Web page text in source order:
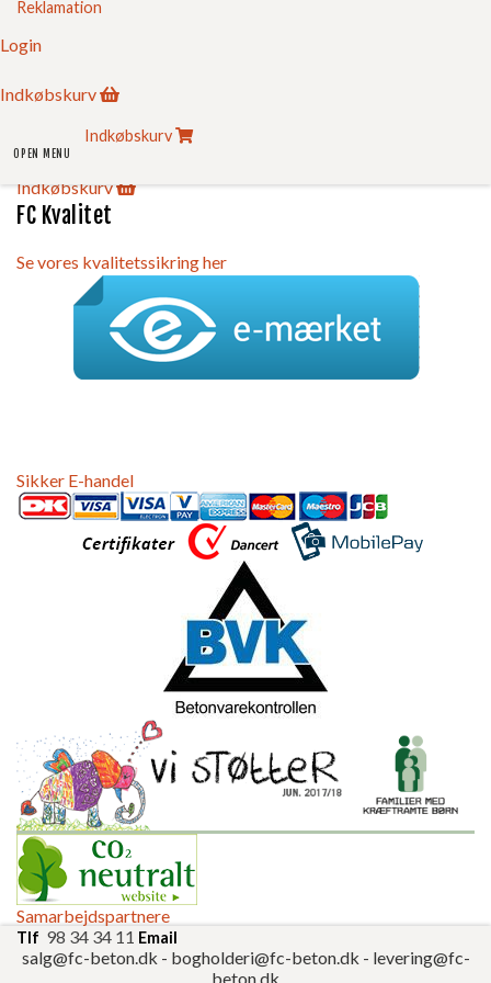
Reklamation
Login
Indkøbskurv
OPEN MENU
Indkøbskurv
Ordforklaringer
Gør det selv
Kvalitetssikring
Referencer
Kontakt
Indkøbskurv
FC Kvalitet
Se vores kvalitetssikring her
Sikker E-handel
Samarbejdspartnere
Tlf 98 34 34 11 Email
salg@fc-beton.dk - bogholderi@fc-beton.dk - levering@fc-
beton.dk